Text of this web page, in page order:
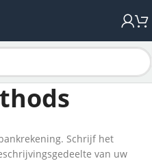
Schrijf het
van uw